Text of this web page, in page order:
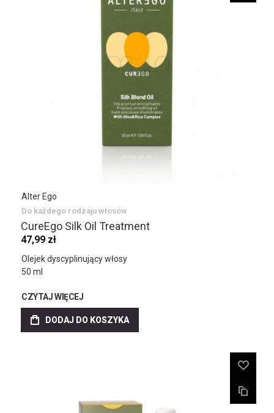
Alter Ego
Do każdego rodzaju włosów
CureEgo Silk Oil Treatment
47,99 zł
Olejek dyscyplinujący włosy
50 ml
CZYTAJ WIĘCEJ
DODAJ DO KOSZYKA